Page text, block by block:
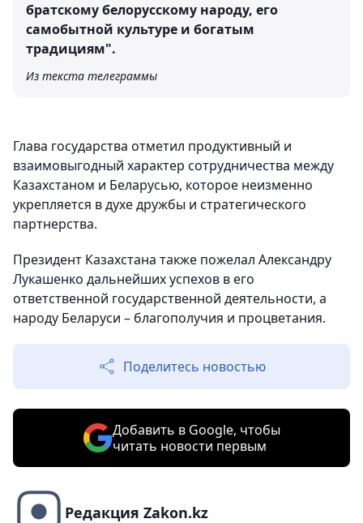
братскому белорусскому народу, его
самобытной культуре и богатым
традициям".
Из текста телеграммы
Глава государства отметил продуктивный и
взаимовыгодный характер сотрудничества между
Казахстаном и Беларусью, которое неизменно
укрепляется в духе дружбы и стратегического
партнерства.
Президент Казахстана также пожелал Александру
Лукашенко дальнейших успехов в его
ответственной государственной деятельности, а
народу Беларуси – благополучия и процветания.
Поделитесь новостью
Добавить в Google, чтобы
читать новости первым
Редакция Zakon.kz